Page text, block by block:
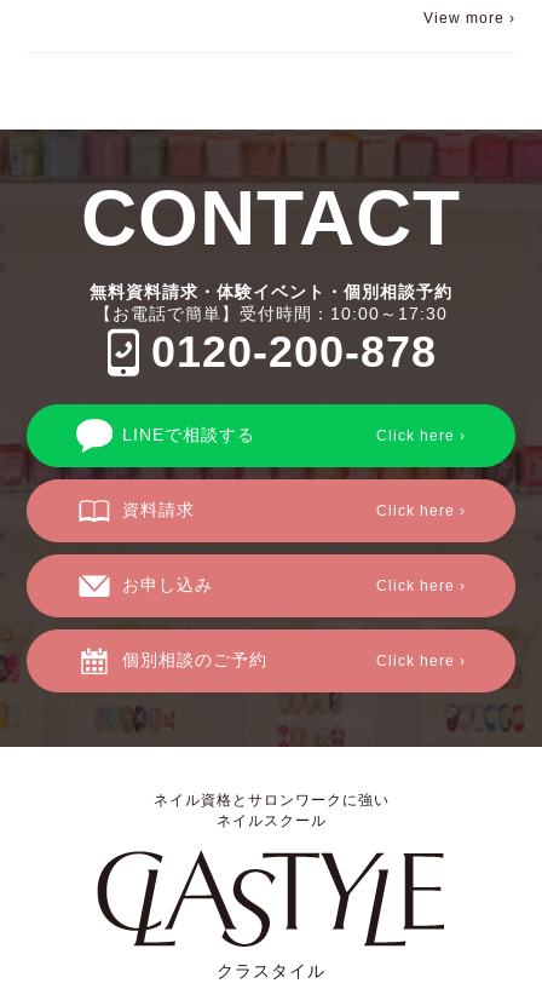
View more ›
CONTACT
無料資料請求・体験イベント・個別相談予約
【お電話で簡単】受付時間：10:00～17:30
0120-200-878
LINEで相談する Click here ›
資料請求 Click here ›
お申し込み Click here ›
個別相談のご予約 Click here ›
ネイル資格とサロンワークに強い
ネイルスクール
クラスタイル